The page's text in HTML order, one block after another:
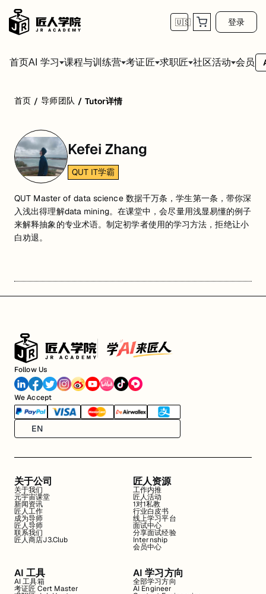
🇺🇸 登录
首页AI 学习 课程与训练营 考证匠 求职匠 社区活动 会员
首页 / 导师团队 / Tutor详情
Kefei Zhang
QUT IT学霸
QUT Master of data science 数据千万条，学生第一条，带你深
入浅出得理解data mining。在课堂中，会尽量用浅显易懂的例子
来解释抽象的专业术语。制定初学者使用的学习方法，拒绝让小
白劝退。
Follow Us
We Accept
EN
关于公司
关于我们
元宇宙课堂
新闻资讯
匠人工作
成为导师
匠人导师
联系我们
匠人商店J3.Club
匠人资源
工作内推
匠人活动
1对1私教
行业白皮书
线上学习平台
面试中心
分享面试经验
Internship
会员中心
AI 工具
AI 工具箱
考证匠 Cert Master
AI 学习方向
全部学习方向
AI Engineer